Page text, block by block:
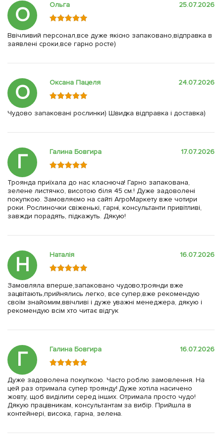
О Ольга 25.07.2026
Ввічливий персонал,все дуже якісно запаковано,відправка в
заявлені сроки,все гарно росте)
О Оксана Пацеля 24.07.2026
Чудово запаковані рослинки) Швидка відправка і доставка)
Г Галина Бовгира 17.07.2026
Троянда приїхала до нас класнюча! Гарно запакована,
зелене листячко, висотою біля 45 см.! Дуже задоволені
покупкою. Замовляємо на сайті АгроМаркету вже чотири
роки. Рослиночки свіженькі, гарні, консультанти привітливі,
завжди порадять, підкажуть. Дякую!
Н Наталія 16.07.2026
Замовляла вперше,запаковано чудово,троянди вже
зацвітають,прийнялись легко, все супер,вже рекомендую
своїм знайомим,ввічливі і дуже уважні менеджера, дякую і
рекомендую всім хто читає відгук
Г Галина Бовгира 16.07.2026
Дуже задоволена покупкою. Часто роблю замовлення. На
цей раз отримала супер троянду! Дуже хотіла насичено
жовту, щоб виділити серед інших. Отримала просто чудо!
Дякую працівникам, консультантам за вибір. Прийшла в
контейнері, висока, гарна, зелена.